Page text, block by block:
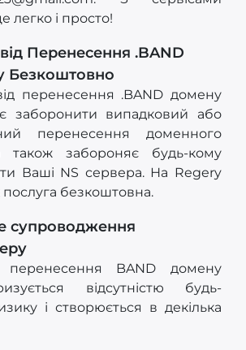
легко і просто!
Перенесення .BAND
Безкоштовно
перенесення .BAND домену
заборонити випадковий або
перенесення доменного
також забороняє будь-кому
Ваші NS сервера. На Regery
послуга безкоштовна.
супроводження
перенесення BAND домену
відсутністю будь-
і створюється в декілька